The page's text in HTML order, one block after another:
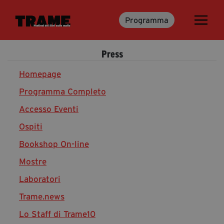
Programma
Trame.15
Libri
Media & Press
News & Kit
Accrediti Stampa
Cartella Stampa
Rassegna Stampa
Partecipa
Press
Homepage
Programma Completo
Accesso Eventi
Ospiti
Bookshop On-line
Mostre
Laboratori
Trame.news
Lo Staff di Trame10